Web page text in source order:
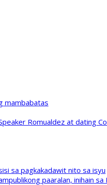
mambabatas
Romualdez at dating
sa pagkakadawit nito sa isyu
paaralan, inihain sa